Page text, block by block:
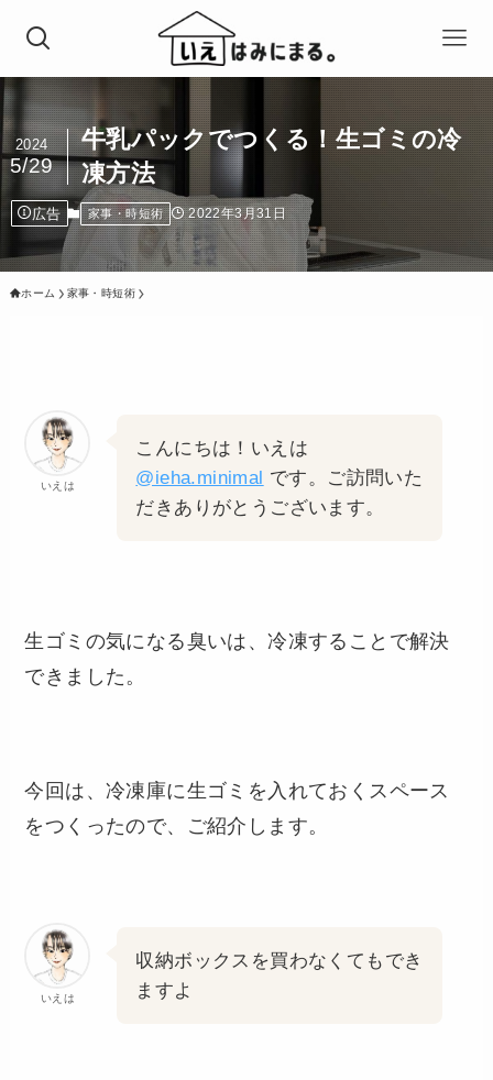
牛乳パックでつくる！生ゴミの冷
凍方法
2024
5/29
広告 家事・時短術 2022年3月31日
ホーム 家事・時短術
いえは
こんにちは！いえは
@ieha.minimal です。ご訪問いた
だきありがとうございます。
生ゴミの気になる臭いは、冷凍することで解決
できました。
今回は、冷凍庫に生ゴミを入れておくスペース
をつくったので、ご紹介します。
いえは
収納ボックスを買わなくてもでき
ますよ